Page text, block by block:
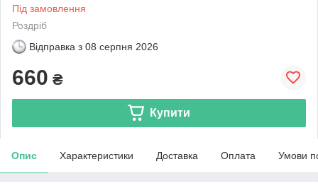
Під замовлення
Роздріб
Відправка з 08 серпня 2026
660 ₴
Купити
Опис Характеристики Доставка Оплата Умови